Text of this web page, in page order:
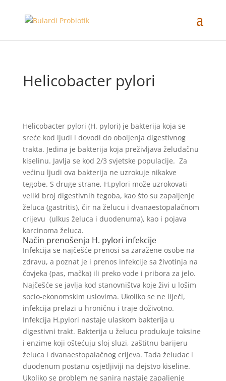
Helicobacter pylori
Helicobacter pylori (H. pylori) je bakterija koja se
sreće kod ljudi i dovodi do oboljenja digestivnog
trakta. Jedina je bakterija koja preživljava želudačnu
kiselinu. Javlja se kod 2/3 svjetske populacije. Za
većinu ljudi ova bakterija ne uzrokuje nikakve
tegobe. S druge strane, H.pylori može uzrokovati
veliki broj digestivnih tegoba, kao što su zapaljenje
želuca (gastritis), čir na želucu i dvanaestopalačnom
crijevu (ulkus želuca i duodenuma), kao i pojava
karcinoma želuca.
Način prenošenja H. pylori infekcije
Infekcija se najčešće prenosi sa zaražene osobe na
zdravu, a poznat je i prenos infekcije sa životinja na
čovjeka (pas, mačka) ili preko vode i pribora za jelo.
Najčešće se javlja kod stanovništva koje živi u lošim
socio-ekonomskim uslovima. Ukoliko se ne liječi,
infekcija prelazi u hroničnu i traje doživotno.
Infekcija H.pylori nastaje ulaskom bakterija u
digestivni trakt. Bakterija u želucu produkuje toksine
i enzime koji oštećuju sloj sluzi, zaštitnu barijeru
želuca i dvanaestopalačnog crijeva. Tada želudac i
duodenum postanu osjetljiviji na dejstvo kiseline.
Ukoliko se problem ne sanira nastaje zapaljenje